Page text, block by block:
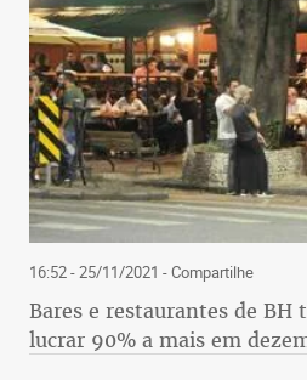
16:52 - 25/11/2021 - Compartilhe
Bares e restaurantes de BH
lucrar 90% a mais em